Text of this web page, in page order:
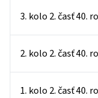
3. kolo 2. časť 40.
2. kolo 2. časť 40.
1. kolo 2. časť 40.